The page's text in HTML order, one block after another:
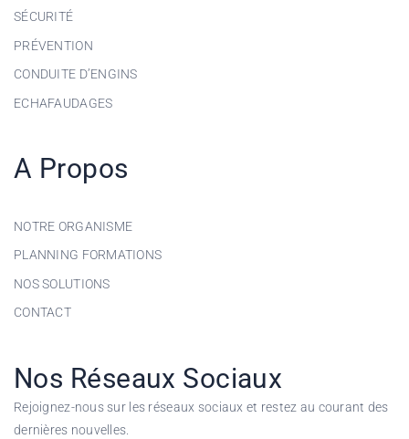
SÉCURITÉ
PRÉVENTION
CONDUITE D’ENGINS
ECHAFAUDAGES
A Propos
NOTRE ORGANISME
PLANNING FORMATIONS
NOS SOLUTIONS
CONTACT
Nos Réseaux Sociaux
Rejoignez-nous sur les réseaux sociaux et restez au courant des
dernières nouvelles.